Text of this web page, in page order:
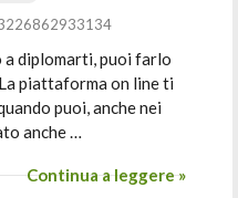
a diplomarti, puoi farlo
piattaforma on line ti
puoi, anche nei
anche …
Continua a leggere »